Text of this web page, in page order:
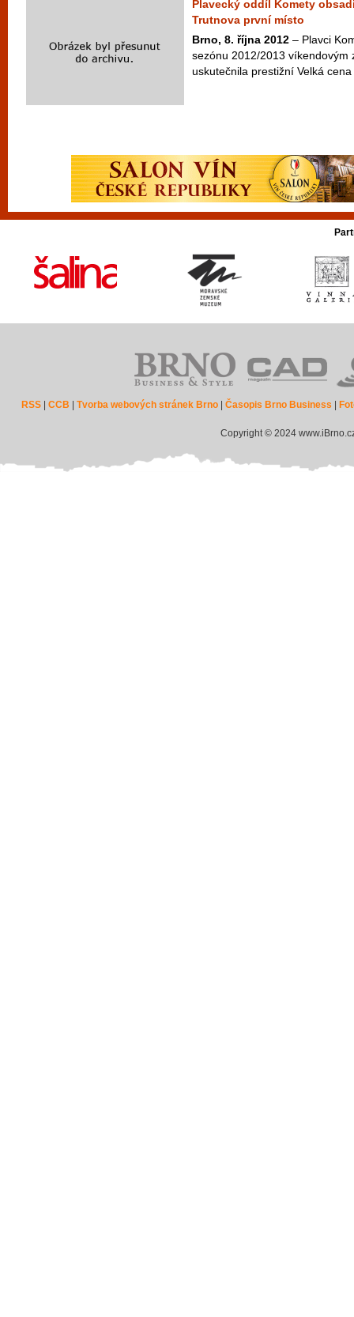
Plavecký oddíl Komety
Trutnova první místo
Brno, 8. října 2012 – Plavci
sezónu 2012/2013 víkendovým
uskutečnila prestižní Velká
RSS |CCB |Tvorba webových stránek Brno |Časopis Brno Business
Copyright © 2024